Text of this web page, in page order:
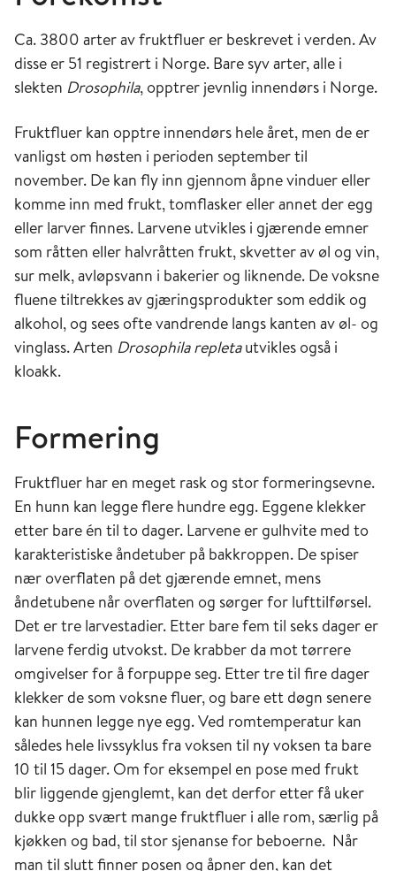
Ca. 3800 arter av fruktfluer er beskrevet i verden. Av
disse er 51 registrert i Norge. Bare syv arter, alle i
slekten Drosophila, opptrer jevnlig innendørs i Norge.
Fruktfluer kan opptre innendørs hele året, men de er
vanligst om høsten i perioden september til
november. De kan fly inn gjennom åpne vinduer eller
komme inn med frukt, tomflasker eller annet der egg
eller larver finnes. Larvene utvikles i gjærende emner
som råtten eller halvråtten frukt, skvetter av øl og vin,
sur melk, avløpsvann i bakerier og liknende. De voksne
fluene tiltrekkes av gjæringsprodukter som eddik og
alkohol, og sees ofte vandrende langs kanten av øl- og
vinglass. Arten Drosophila repletautvikles også i
kloakk.
Formering
Fruktfluer har en meget rask og stor formeringsevne.
En hunn kan legge flere hundre egg. Eggene klekker
etter bare én til to dager. Larvene er gulhvite med to
karakteristiske åndetuber på bakkroppen. De spiser
nær overflaten på det gjærende emnet, mens
åndetubene når overflaten og sørger for lufttilførsel.
Det er tre larvestadier. Etter bare fem til seks dager er
larvene ferdig utvokst. De krabber da mot tørrere
omgivelser for å forpuppe seg. Etter tre til fire dager
klekker de som voksne fluer, og bare ett døgn senere
kan hunnen legge nye egg. Ved romtemperatur kan
således hele livssyklus fra voksen til ny voksen ta bare
10 til 15 dager. Om for eksempel en pose med frukt
blir liggende gjenglemt, kan det derfor etter få uker
dukke opp svært mange fruktfluer i alle rom, særlig på
kjøkken og bad, til stor sjenanse for beboerne. Når
man til slutt finner posen og åpner den, kan det